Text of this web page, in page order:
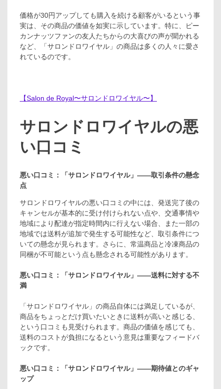
価格が30円アップしても購入を続ける顧客がいるという事
実は、その商品の価値を如実に示しています。特に、ピー
カンナッツファンの友人たちからの大喜びの声が聞かれる
など、「サロンドロワイヤル」の商品は多くの人々に愛さ
れているのです。
【Salon de Royal〜サロンドロワイヤル〜】
サロンドロワイヤルの悪
い口コミ
悪い口コミ：「サロンドロワイヤル」――取引条件の懸念
点
サロンドロワイヤルの悪い口コミの中には、発送完了後の
キャンセルが基本的に受け付けられない点や、交通事情や
地域により配達が指定時間内に行えない場合、また一部の
地域では送料が追加で発生する可能性など、取引条件につ
いての懸念が見られます。さらに、常温商品と冷凍商品の
同梱が不可能という点も懸念される可能性があります。
悪い口コミ：「サロンドロワイヤル」――送料に対する不
満
「サロンドロワイヤル」の商品自体には満足しているが、
商品をちょっとだけ買いたいときに送料が高いと感じる、
という口コミも見受けられます。商品の価値を感じても、
送料のコストが負担になるという意見は重要なフィードバ
ックです。
悪い口コミ：「サロンドロワイヤル」――期待値とのギャ
ップ